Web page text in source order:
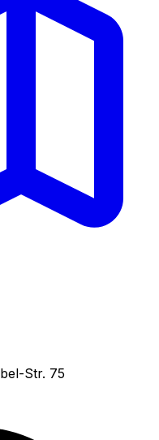
Str. 75